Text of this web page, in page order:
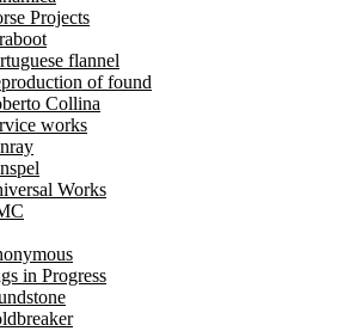
Projects
flannel
of found
Collina
works
Works
in Progress